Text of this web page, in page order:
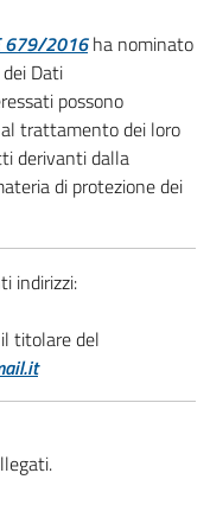
679/2016ha nominato
Dati
possono
trattamento dei loro
derivanti dalla
di protezione dei
indirizzi:
titolare del